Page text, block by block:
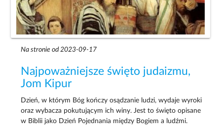
Na stronie od 2023-09-17
Najpoważniejsze święto judaizmu,
Jom Kipur
Dzień, w którym Bóg kończy osądzanie ludzi, wydaje wyroki
oraz wybacza pokutującym ich winy. Jest to święto opisane
w Biblii jako Dzień Pojednania między Bogiem a ludźmi.